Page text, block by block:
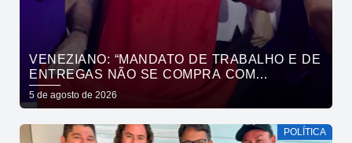
VENEZIANO: “MANDATO DE TRABALHO E DE
ENTREGAS NÃO SE COMPRA COM
DINHEIRO, SE CONQUISTA COM TRABALHO”
5 de agosto de 2026
POLÍTICA